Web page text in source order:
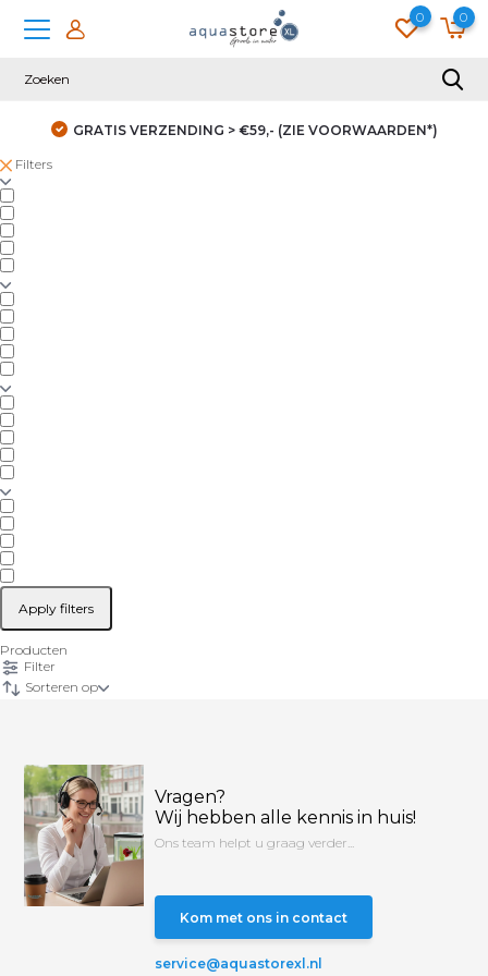
0 0
GRATIS VERZENDING > €59,- (ZIE VOORWAARDEN*)
Filters
Apply filters
Producten
Filter
Sorteren op
Vragen?
Wij hebben alle kennis in huis!
Ons team helpt u graag verder...
Kom met ons in contact
service@aquastorexl.nl